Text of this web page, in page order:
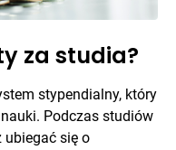
za studia?
stypendialny, który
Podczas studiów
ubiegać się o